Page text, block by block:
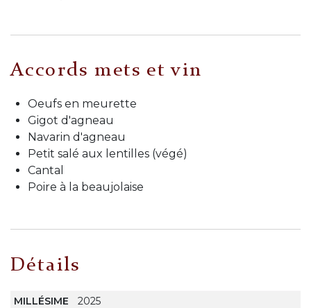
Accords mets et vin
Oeufs en meurette
Gigot d'agneau
Navarin d'agneau
Petit salé aux lentilles (végé)
Cantal
Poire à la beaujolaise
Détails
MILLÉSIME
2025